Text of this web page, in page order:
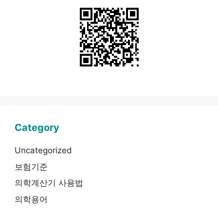
Category
Uncategorized
보험기준
의학계산기 사용법
의학용어